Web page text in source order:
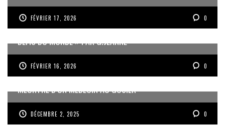
FÉVRIER 17, 2026 0
« UN GOSIER FIER, FORT ET RESPONSABLE FACE AUX
DÉFIS DU MONDE » PAR G.JEANNE
FÉVRIER 16, 2026 0
MEURTRE D’UN MÉDECIN AU GOSIER
DÉCEMBRE 2, 2025 0